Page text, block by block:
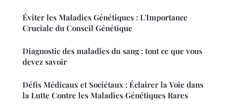
Éviter les Maladies Génétiques : L'Importance
Cruciale du Conseil Génétique
Diagnostic des maladies du sang : tout ce que vous
devez savoir
Défis Médicaux et Sociétaux : Éclairer la Voie dans
la Lutte Contre les Maladies Génétiques Rares